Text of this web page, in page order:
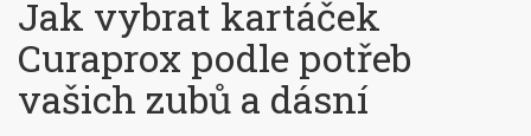
Jak vybrat kartáček
Curaprox podle potřeb
vašich zubů a dásní